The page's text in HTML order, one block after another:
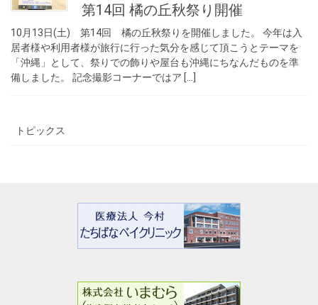
第14回 橘の丘秋祭り開催
10月13日(土) 第14回 橘の丘秋祭りを開催しました。 今年は入
居者様や利用者様が旅行に行った気分を感じて頂こうとテーマを
「沖縄」として、祭りでの飾りや屋台も沖縄にちなんだものを準
備しました。 記念撮影コーナーではア […]
トピックス